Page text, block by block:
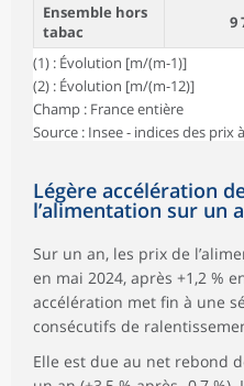
Ensemble hors
tabac
9
(1) : Évolution [m/(m-1)]
(2) : Évolution [m/(m-12)]
Champ : France entière
Source : Insee - indices des prix
Légère accélération
l’alimentation sur un
Sur un an, les prix de
en mai 2024, après +1,2 %
accélération met fin à une
consécutifs de
Elle est due au net rebond